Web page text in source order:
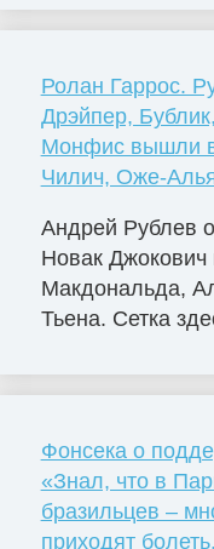
Ролан Гаррос.
Дрэйпер,
Монфис вышли
Чилич, Оже-
Андрей Рублев
Новак
Макдональда,
Тьена. Сетка
Фонсека о
«Знал, что в
бразильцев –
приходят